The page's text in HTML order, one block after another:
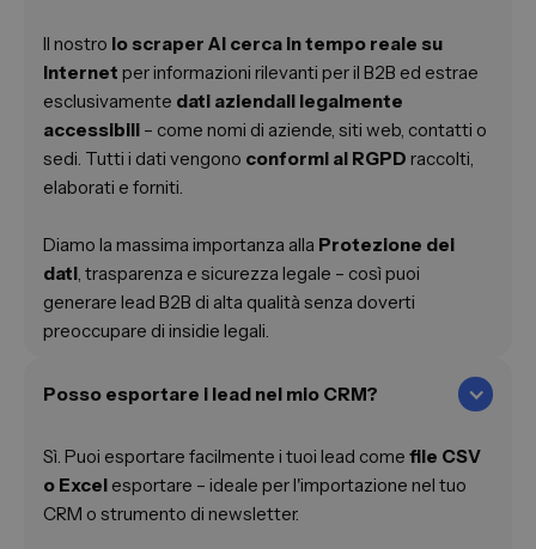
Il nostro lo scraper AI cerca in tempo reale su
Internet per informazioni rilevanti per il B2B ed estrae
esclusivamente dati aziendali legalmente
accessibili – come nomi di aziende, siti web, contatti o
sedi. Tutti i dati vengono conformi al RGPD raccolti,
elaborati e forniti.
Diamo la massima importanza alla Protezione dei
dati, trasparenza e sicurezza legale – così puoi
generare lead B2B di alta qualità senza doverti
preoccupare di insidie legali.
Posso esportare i lead nel mio CRM?
Sì. Puoi esportare facilmente i tuoi lead come file CSV
o Excel esportare – ideale per l'importazione nel tuo
CRM o strumento di newsletter.